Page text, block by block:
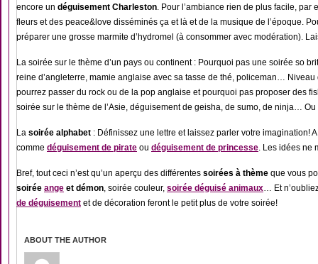
encore un déguisement Charleston. Pour l’ambiance rien de plus facile,
fleurs et des peace&love disséminés ça et là et de la musique de l’époque.
préparer une grosse marmite d’hydromel (à consommer avec modération).
La soirée sur le thème d’un pays ou continent : Pourquoi pas une soirée so
reine d’angleterre, mamie anglaise avec sa tasse de thé, policeman…
pourrez passer du rock ou de la pop anglaise et pourquoi pas proposer des
soirée sur le thème de l’Asie, déguisement de geisha, de sumo, de ninja…
La soirée alphabet : Définissez une lettre et laissez parler votre imagination!
comme déguisement de pirate ou déguisement de princesse. Les idées ne
Bref, tout ceci n’est qu’un aperçu des différentes soirées à thème que vous
soirée ange et démon, soirée couleur, soirée déguisé animaux… Et
de déguisement et de décoration feront le petit plus de votre soirée!
ABOUT THE AUTHOR